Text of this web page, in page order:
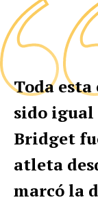
Toda
sido
Bridget
atleta
marcó la